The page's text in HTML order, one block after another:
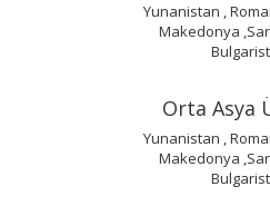
Yunanistan ,
Makedonya
Orta Asya
Yunanistan ,
Makedonya